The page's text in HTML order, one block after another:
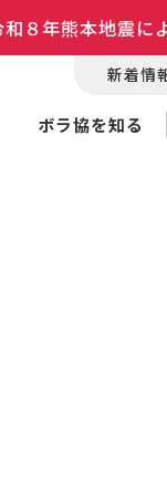
８年熊本地震
新着情
ボラ協を知る